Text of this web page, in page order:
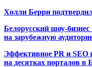
Холли Берри
Белорусский шоу-
на зарубежную
Эффективное PR и SEO
на десятках порталов в